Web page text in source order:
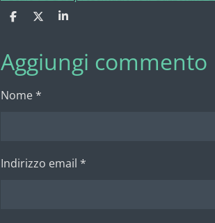
C
i
v
d
C
d
v
d
C
i
Aggiungi commento
Nome *
Indirizzo email *